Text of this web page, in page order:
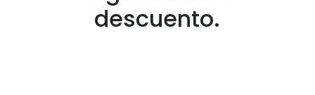
descuento.